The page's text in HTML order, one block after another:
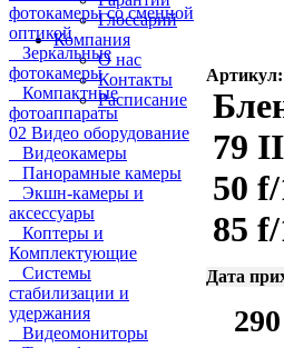
Глоссарий
Компания
О нас
Контакты
Расписание
фотокамеры со сменной
оптикой
Зеркальные
фотокамеры
Компактные
фотоаппараты
02 Видео оборудование
Видеокамеры
Панорамные камеры
Экшн-камеры и
аксессуары
Коптеры и
Комплектующие
Системы
стабилизации и
удержания
Видеомониторы
Артикул:
79
50
85
Дата